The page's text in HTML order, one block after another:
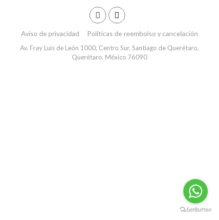
Aviso de privacidad Políticas de reembolso y cancelación
Av. Fray Luis de León 1000, Centro Sur. Santiago de Querétaro,
Querétaro. México 76090